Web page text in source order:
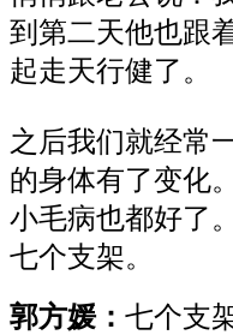
到第二天他也跟
起走天行健了。
之后我们就经常
的身体有了变化
小毛病也都好了
七个支架。
郭方媛： 七个支